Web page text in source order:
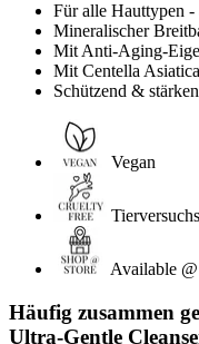
Für alle Hauttypen -
Mineralischer
Mit Anti-Aging-
Mit Centella
Schützend &
Vegan
Available
Häufig zusammen
Ultra-Gentle